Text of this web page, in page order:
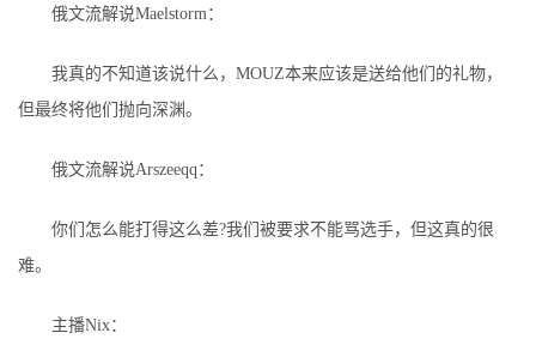
俄文流解说Maelstorm：
我真的不知道该说什么，MOUZ本来应该是送给他们的礼物，
但最终将他们抛向深渊。
俄文流解说Arszeeqq：
你们怎么能打得这么差?我们被要求不能骂选手，但这真的很
难。
主播Nix：